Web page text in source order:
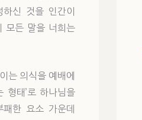
신 것을 인간이
모든 말을 너희는
는 의식을 예배에
형태’로 하나님을
한 요소 가운데